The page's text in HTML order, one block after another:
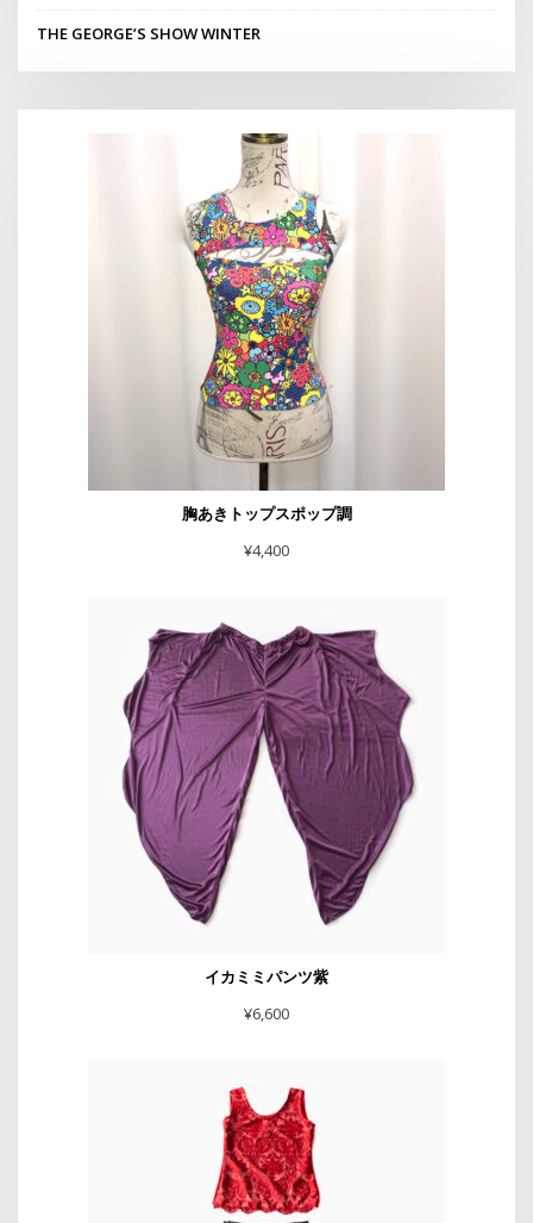
THE GEORGE’S SHOW WINTER
胸あきトップスポップ調
¥4,400
イカミミパンツ紫
¥6,600